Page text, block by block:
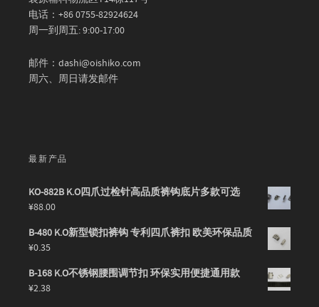
电话：+86 0755-82924624
周一到周五: 9:00-17:00
邮件：dashi@oishiko.com
周六、周日请发邮件
最新产品
KO-882B K.O四爪过检针高品质裤钩底片多款可选
¥88.00
B-480 K.O新型锁扣裤钩 专利四爪裤扣 欧美环保品质
¥0.35
B-168 K.O不锈钢腰围调节扣 环保实用便捷通用款
¥2.38